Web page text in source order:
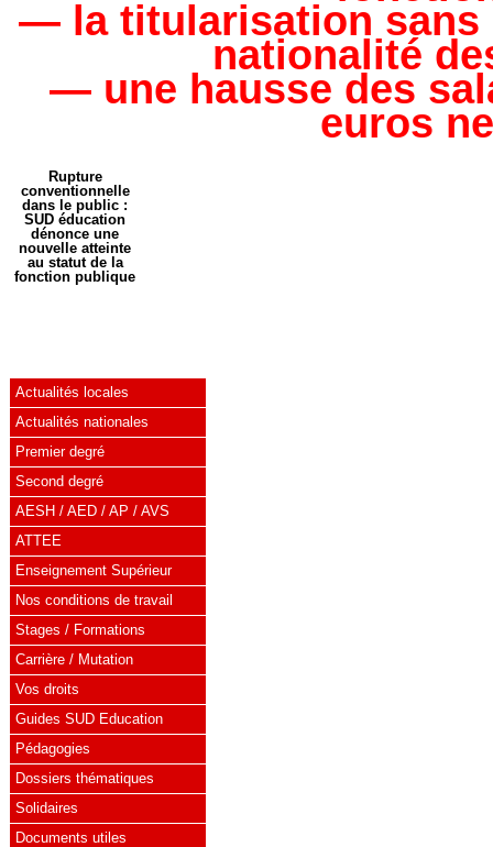
— la titularisation sans
nationalité
— une hausse des
euros
Rupture
conventionnelle
dans le public :
SUD éducation
dénonce une
nouvelle atteinte
au statut de la
fonction publique
Actualités locales
Actualités nationales
Premier degré
Second degré
AESH / AED / AP / AVS
ATTEE
Enseignement Supérieur
Nos conditions de travail
Stages / Formations
Carrière / Mutation
Vos droits
Guides SUD Education
Pédagogies
Dossiers thématiques
Solidaires
Documents utiles